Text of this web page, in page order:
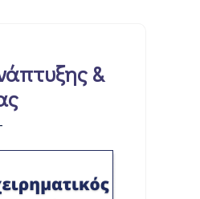
&
-